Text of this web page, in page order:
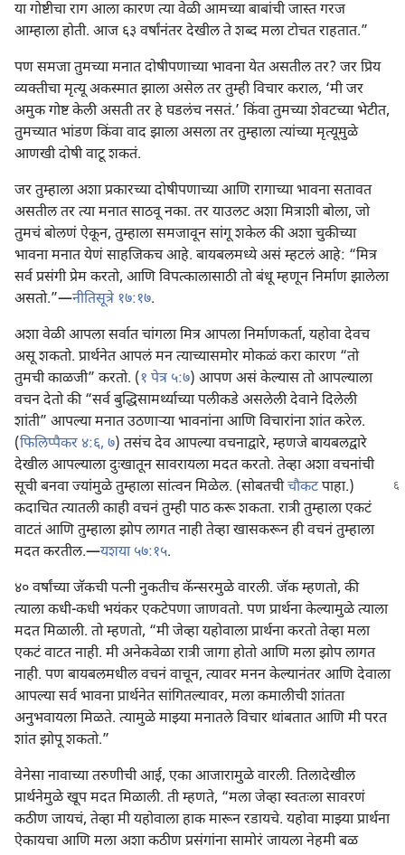
या गोष्टीचा राग आला कारण त्या वेळी आमच्या बाबांची जास्त गरज
आम्हाला होती. आज ६३ वर्षांनंतर देखील ते शब्द मला टोचत राहतात.”
पण समजा तुमच्या मनात दोषीपणाच्या भावना येत असतील तर? जर प्रिय
व्यक्‍तीचा मृत्यू अकस्मात झाला असेल तर तुम्ही विचार कराल, ‘मी जर
अमुक गोष्ट केली असती तर हे घडलंच नसतं.’ किंवा तुमच्या शेवटच्या भेटीत,
तुमच्यात भांडण किंवा वाद झाला असला तर तुम्हाला त्यांच्या मृत्यूमुळे
आणखी दोषी वाटू शकतं.
जर तुम्हाला अशा प्रकारच्या दोषीपणाच्या आणि रागाच्या भावना सतावत
असतील तर त्या मनात साठवू नका. तर याउलट अशा मित्राशी बोला, जो
तुमचं बोलणं ऐकून, तुम्हाला समजावून सांगू शकेल की अशा चुकीच्या
भावना मनात येणं साहजिकच आहे. बायबलमध्ये असं म्हटलं आहे: “मित्र
सर्व प्रसंगी प्रेम करतो, आणि विपत्कालासाठी तो बंधू म्हणून निर्माण झालेला
असतो.”—नीतिसूत्रे १७:१७.
अशा वेळी आपला सर्वात चांगला मित्र आपला निर्माणकर्ता, यहोवा देवच
असू शकतो. प्रार्थनेत आपलं मन त्याच्यासमोर मोकळं करा कारण “तो
तुमची काळजी” करतो. (१ पेत्र ५:७) आपण असं केल्यास तो आपल्याला
वचन देतो की “सर्व बुद्धिसामर्थ्याच्या पलीकडे असलेली देवाने दिलेली
शांती” आपल्या मनात उठणाऱ्‍या भावनांना आणि विचारांना शांत करेल.
(फिलिप्पैकर ४:६, ७) तसंच देव आपल्या वचनाद्वारे, म्हणजे बायबलद्वारे
देखील आपल्याला दुःखातून सावरायला मदत करतो. तेव्हा अशा वचनांची
सूची बनवा ज्यांमुळे तुम्हाला सांत्वन मिळेल. (सोबतचीचौकटपाहा.)
कदाचित त्यातली काही वचनं तुम्ही पाठ करू शकता. रात्री तुम्हाला एकटं
वाटतं आणि तुम्हाला झोप लागत नाही तेव्हा खासकरून ही वचनं तुम्हाला
मदत करतील.—यशया ५७:१५.
४० वर्षांच्या जॅकची पत्नी नुकतीच कॅन्सरमुळे वारली. जॅक म्हणतो, की
त्याला कधी-कधी भयंकर एकटेपणा जाणवतो. पण प्रार्थना केल्यामुळे त्याला
मदत मिळाली. तो म्हणतो, “मी जेव्हा यहोवाला प्रार्थना करतो तेव्हा मला
एकटं वाटत नाही. मी अनेकवेळा रात्री जागा होतो आणि मला झोप लागत
नाही. पण बायबलमधील वचनं वाचून, त्यावर मनन केल्यानंतर आणि देवाला
आपल्या सर्व भावना प्रार्थनेत सांगितल्यावर, मला कमालीची शांतता
अनुभवायला मिळते. त्यामुळे माझ्या मनातले विचार थांबतात आणि मी परत
शांत झोपू शकतो.”
वेनेसा नावाच्या तरुणीची आई, एका आजारामुळे वारली. तिलादेखील
प्रार्थनेमुळे खूप मदत मिळाली. ती म्हणते, “मला जेव्हा स्वतःला सावरणं
कठीण जायचं, तेव्हा मी यहोवाला हाक मारून रडायचे. यहोवा माझ्या प्रार्थना
ऐकायचा आणि मला अशा कठीण प्रसंगांना सामोरं जायला नेहमी बळ